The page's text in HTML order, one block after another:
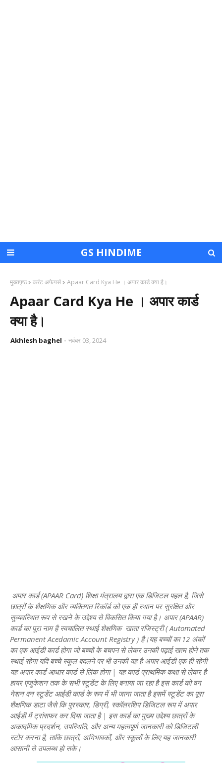
GS HINDIME
मुख्यपृष्ठ करंट अफेयर्स Apaar Card Kya He । अपार कार्ड क्या है।
Apaar Card Kya He । अपार कार्ड
क्या है।
Akhlesh baghel नवंबर 03, 2024
अपार कार्ड (APAAR Card) शिक्षा मंत्रालय द्वारा एक डिजिटल पहल है, जिसे
छात्रों के शैक्षणिक और व्यक्तिगत रिकॉर्ड को एक ही स्थान पर सुरक्षित और
सुव्यवस्थित रूप से रखने के उद्देश्य से विकसित किया गया है। अपार (APAAR)
कार्ड का पूरा नाम है स्वचालित स्थाई शेक्षणिक खाता रजिस्ट्री ( Automated
Permanent Acedamic Account Registry ) है।यह बच्चों का 12 अंकों
का एक आईडी कार्ड होगा जो बच्चों के बचपन से लेकर उनकी पढ़ाई खत्म होने तक
स्थाई रहेगा यदि बच्चे स्कूल बदलने पर भी उनकी यह है अपार आईडी एक ही रहेगी
यह अपार कार्ड आधार कार्ड से लिंक होगा | यह कार्ड प्राथमिक कक्षा से लेकर है
हायर एजुकेशन तक के सभी स्टूडेंट के लिए बनाया जा रहा है इस कार्ड को वन
नेशन वन स्टूडेंट आईडी कार्ड के रूप में भी जाना जाता है इसमें स्टूडेंट का पूरा
शैक्षणिक डाटा जैसे कि पुरस्कार, डिग्री, स्कॉलरशिप डिजिटल रूप में अपार
आईडी में ट्रांसफर कर दिया जाता है | इस कार्ड का मुख्य उद्देश्य छात्रों के
अकादमिक प्रदर्शन, उपस्थिति, और अन्य महत्वपूर्ण जानकारी को डिजिटली
स्टोर करना है, ताकि छात्रों, अभिभावकों, और स्कूलों के लिए यह जानकारी
आसानी से उपलब्ध हो सके।